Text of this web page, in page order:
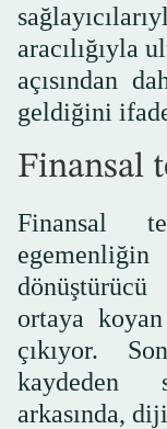
aracılığıyla
açısından
geldiğini
Finansal
Finansal
ortaya
çıkıyor.
kaydeden
arkasında,